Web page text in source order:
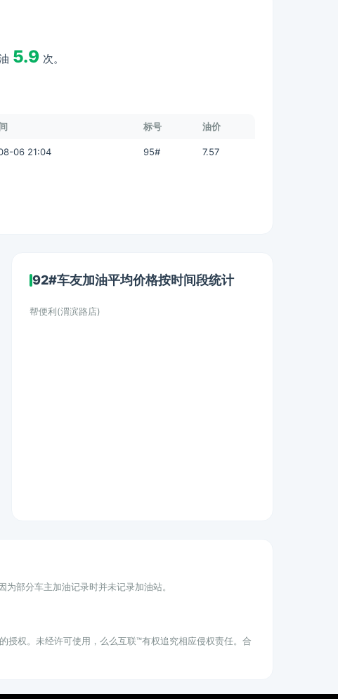
5.9 次。
标号 油价
06 21:04 95# 7.57
92#车友加油平均价格按时间段统计
帮便利(渭滨路店)
部分车主加油记录时并未记录加油站。
授权。未经许可使用，么么互联™有权追究相应侵权责任。合